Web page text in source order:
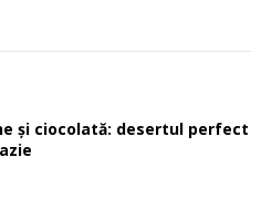
și ciocolată: desertul perfect